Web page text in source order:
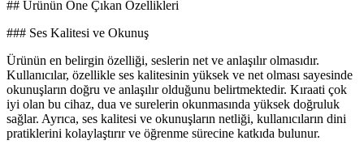
## Ürünün Öne Çıkan Özellikleri
### Ses Kalitesi ve Okunuş
Ürünün en belirgin özelliği, seslerin net ve anlaşılır olmasıdır.
Kullanıcılar, özellikle ses kalitesinin yüksek ve net olması sayesinde
okunuşların doğru ve anlaşılır olduğunu belirtmektedir. Kıraati çok
iyi olan bu cihaz, dua ve surelerin okunmasında yüksek doğruluk
sağlar. Ayrıca, ses kalitesi ve okunuşların netliği, kullanıcıların dini
pratiklerini kolaylaştırır ve öğrenme sürecine katkıda bulunur.